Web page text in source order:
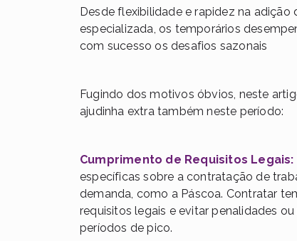
Desde flexibilidade e rapidez na
especializada, os temporários
com sucesso os desafios sazonais
Fugindo dos motivos óbvios, neste
ajudinha extra também neste período:
Cumprimento de Requisitos Legais:
específicas sobre a contratação de
demanda, como a Páscoa. Contratar
requisitos legais e evitar penalidades
períodos de pico.